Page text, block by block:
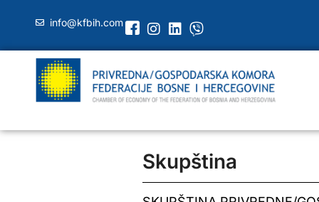
info@kfbih.com
Skupština